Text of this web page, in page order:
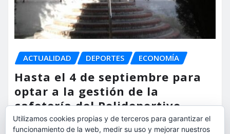
ACTUALIDAD DEPORTES ECONOMÍA
Hasta el 4 de septiembre para
optar a la gestión de la
cafetería del Polideportivo
Anabel Medina de Torrent
Utilizamos cookies propias y de terceros para garantizar el
funcionamiento de la web, medir su uso y mejorar nuestros